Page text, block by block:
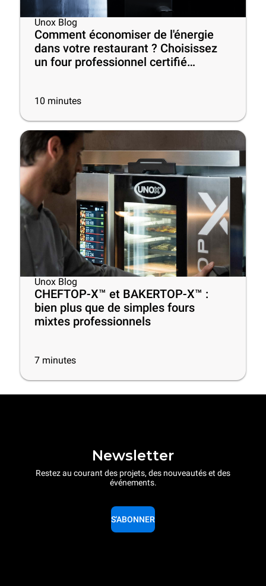
Unox Blog
Comment économiser de l'énergie
dans votre restaurant ? Choisissez
un four professionnel certifié
10 minutes
Unox Blog
CHEFTOP-X™ et BAKERTOP-X™ :
bien plus que de simples fours
mixtes professionnels
7 minutes
Newsletter
Restez au courant des projets, des nouveautés et des
événements.
S'ABONNER